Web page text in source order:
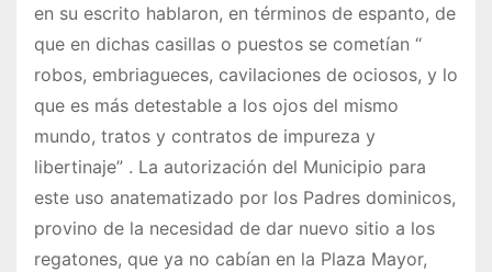
en su escrito hablaron, en términos de espanto, de
que en dichas casillas o puestos se cometían “
robos, embriagueces, cavilaciones de ociosos, y lo
que es más detestable a los ojos del mismo
mundo, tratos y contratos de impureza y
libertinaje” . La autorización del Municipio para
este uso anatematizado por los Padres dominicos,
provino de la necesidad de dar nuevo sitio a los
regatones, que ya no cabían en la Plaza Mayor,